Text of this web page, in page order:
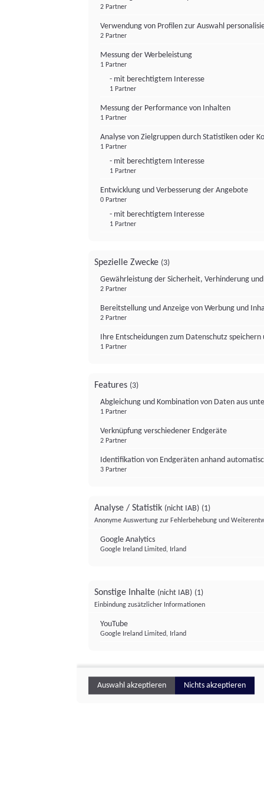
2 Partner
Verwendung von Profilen zur Auswahl
2 Partner
Messung der Werbeleistung
1 Partner
- mit berechtigtem Interesse
1 Partner
Messung der Performance von Inhalten
1 Partner
Analyse von Zielgruppen durch Statistiken oder
1 Partner
- mit berechtigtem Interesse
1 Partner
Entwicklung und Verbesserung der Angebote
0 Partner
- mit berechtigtem Interesse
1 Partner
Spezielle Zwecke (3)
Gewährleistung der Sicherheit, Verhinderung
2 Partner
Bereitstellung und Anzeige von Werbung und
2 Partner
Ihre Entscheidungen zum Datenschutz
1 Partner
Features (3)
Abgleichung und Kombination von Daten aus
1 Partner
Verknüpfung verschiedener Endgeräte
2 Partner
Identifikation von Endgeräten anhand
3 Partner
Analyse / Statistik (nicht IAB) (1)
Anonyme Auswertung zur Fehlerbehebung und
Google Analytics
Google Ireland Limited, Irland
Sonstige Inhalte (nicht IAB) (1)
Einbindung zusätzlicher Informationen
YouTube
Google Ireland Limited, Irland
Auswahl akzeptieren Nichts akzeptieren